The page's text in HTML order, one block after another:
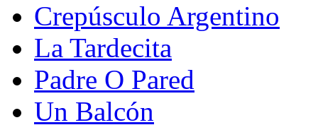
Crepúsculo Argentino
La Tardecita
Padre O Pared
Un Balcón